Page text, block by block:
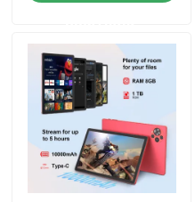
Βίντεο
Εμφάνιση VR
Σχετικά με εμάς